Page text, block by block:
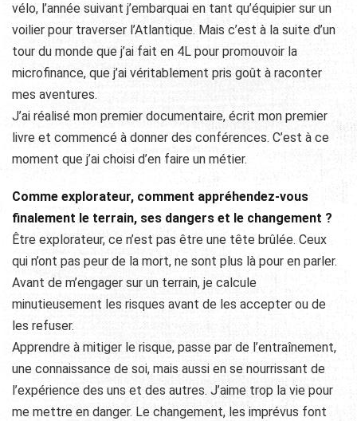
vélo, l’année suivant j’embarquai en tant qu’équipier sur un
voilier pour traverser l’Atlantique. Mais c’est à la suite d’un
tour du monde que j’ai fait en 4L pour promouvoir la
microfinance, que j’ai véritablement pris goût à raconter
mes aventures.
J’ai réalisé mon premier documentaire, écrit mon premier
livre et commencé à donner des conférences. C’est à ce
moment que j’ai choisi d’en faire un métier.
Comme explorateur, comment appréhendez-vous
finalement le terrain, ses dangers et le changement ?
Être explorateur, ce n’est pas être une tête brûlée. Ceux
qui n’ont pas peur de la mort, ne sont plus là pour en parler.
Avant de m’engager sur un terrain, je calcule
minutieusement les risques avant de les accepter ou de
les refuser.
Apprendre à mitiger le risque, passe par de l’entraînement,
une connaissance de soi, mais aussi en se nourrissant de
l’expérience des uns et des autres. J’aime trop la vie pour
me mettre en danger. Le changement, les imprévus font